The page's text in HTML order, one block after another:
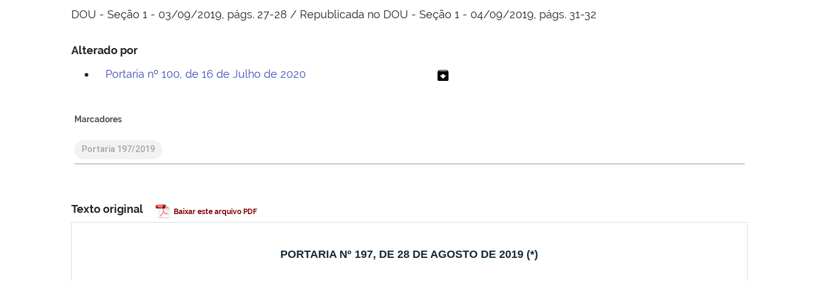
DOU - Seção 1 - 03/09/2019, págs. 27-28 / Republicada no DOU - Seção 1 - 04/09/2019, págs. 31-32
Alterado por
Portaria nº 100, de 16 de Julho de 2020
archive
Marcadores
Portaria 197/2019
Texto original Baixar este arquivo PDF
PORTARIA Nº 197, DE 28 DE AGOSTO DE 2019 (*)